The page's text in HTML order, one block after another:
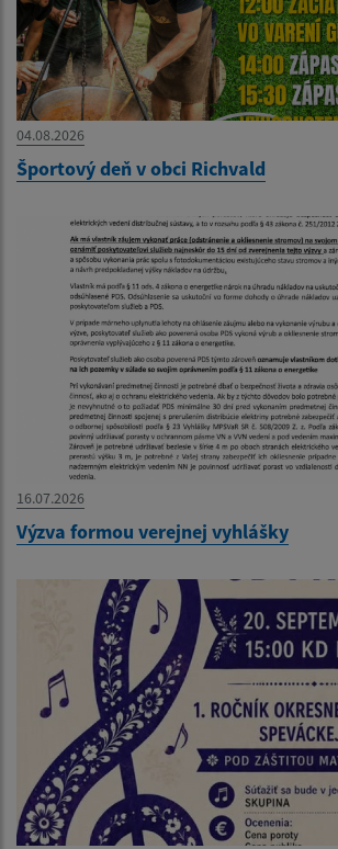
04.08.2026
Športový deň v obci Richvald
16.07.2026
Výzva formou verejnej vyhlášky